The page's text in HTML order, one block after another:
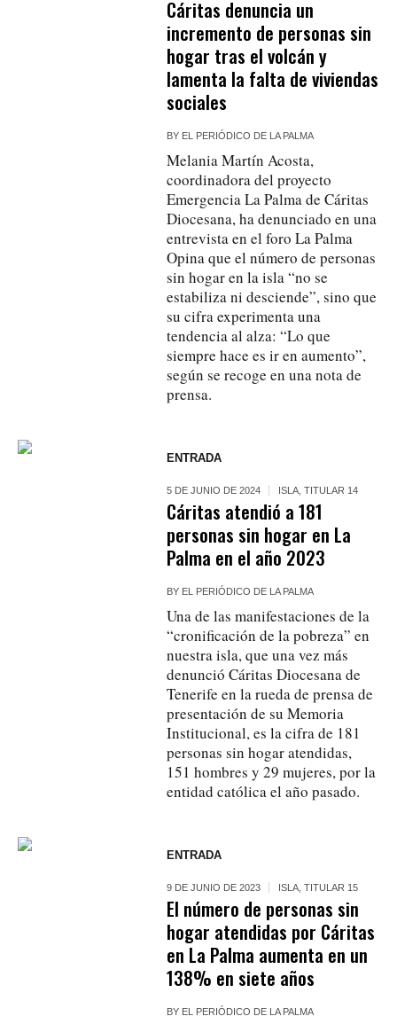
Cáritas denuncia un
incremento de personas sin
hogar tras el volcán y
lamenta la falta de viviendas
sociales
BY EL PERIÓDICO DE LA PALMA
Melania Martín Acosta,
coordinadora del proyecto
Emergencia La Palma de Cáritas
Diocesana, ha denunciado en una
entrevista en el foro La Palma
Opina que el número de personas
sin hogar en la isla “no se
estabiliza ni desciende”, sino que
su cifra experimenta una
tendencia al alza: “Lo que
siempre hace es ir en aumento”,
según se recoge en una nota de
prensa.
ENTRADA
5 DE JUNIO DE 2024 ISLA ,TITULAR 14
Cáritas atendió a 181
personas sin hogar en La
Palma en el año 2023
BY EL PERIÓDICO DE LA PALMA
Una de las manifestaciones de la
“cronificación de la pobreza” en
nuestra isla, que una vez más
denunció Cáritas Diocesana de
Tenerife en la rueda de prensa de
presentación de su Memoria
Institucional, es la cifra de 181
personas sin hogar atendidas,
151 hombres y 29 mujeres, por la
entidad católica el año pasado.
ENTRADA
9 DE JUNIO DE 2023 ISLA ,TITULAR 15
El número de personas sin
hogar atendidas por Cáritas
en La Palma aumenta en un
138% en siete años
BY EL PERIÓDICO DE LA PALMA